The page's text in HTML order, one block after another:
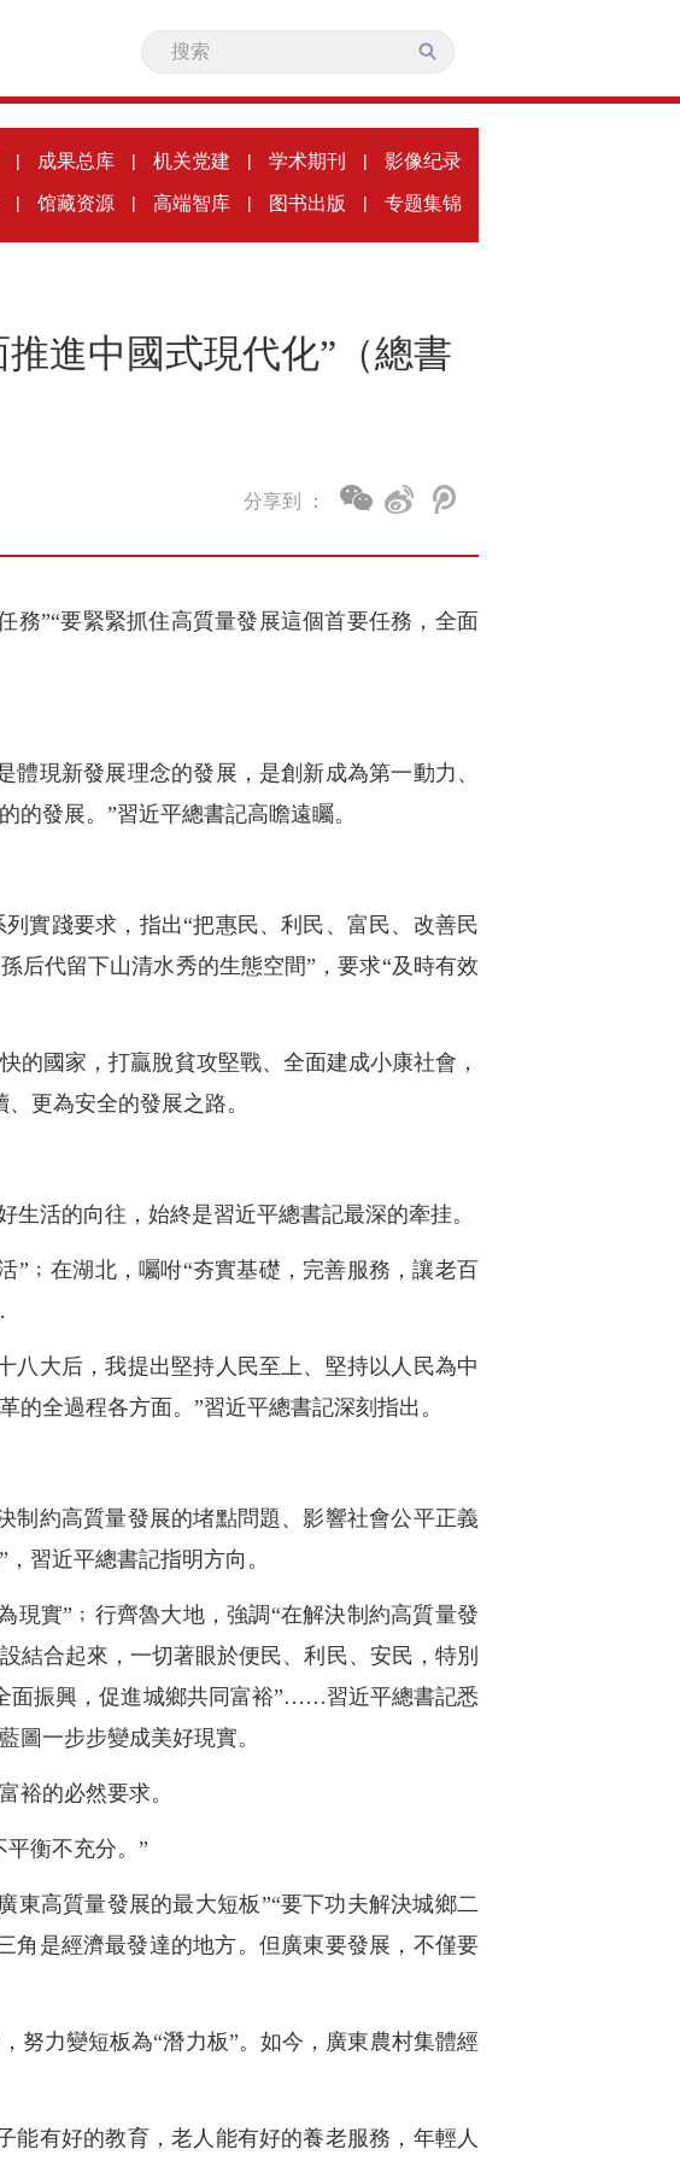
| 成果总库 | 机关党建 | 学术期刊 | 影像纪录
| 馆藏资源 | 高端智库 | 图书出版 | 专题集锦
進中國式現代化”（總書
分享到 ：
務”“要緊緊抓住高質量發展這個首要任務，全面
現新發展理念的發展，是創新成為第一動力、
發展。”習近平總書記高瞻遠矚。
實踐要求，指出“把惠民、利民、富民、改善民
后代留下山清水秀的生態空間”，要求“及時有效
的國家，打贏脫貧攻堅戰、全面建成小康社會，
更為安全的發展之路。
活的向往，始終是習近平總書記最深的牽挂。
”﹔在湖北，囑咐“夯實基礎，完善服務，讓老百
八大后，我提出堅持人民至上、堅持以人民為中
全過程各方面。”習近平總書記深刻指出。
制約高質量發展的堵點問題、影響社會公平正義
習近平總書記指明方向。
現實”﹔行齊魯大地，強調“在解決制約高質量發
結合起來，一切著眼於便民、利民、安民，特別
面振興，促進城鄉共同富裕”……習近平總書記悉
圖一步步變成美好現實。
裕的必然要求。
衡不充分。”
東高質量發展的最大短板”“要下功夫解決城鄉二
角是經濟最發達的地方。但廣東要發展，不僅要
努力變短板為“潛力板”。如今，廣東農村集體經
能有好的教育，老人能有好的養老服務，年輕人